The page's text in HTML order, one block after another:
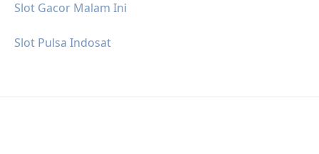
Slot Gacor Malam Ini
Slot Pulsa Indosat